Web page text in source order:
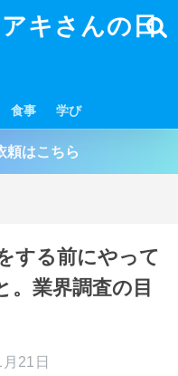
キさんの日
食事 学び
頼はこちら
する前にやって
。業界調査の目
21日